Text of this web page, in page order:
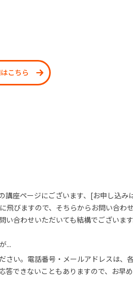
こちら
講座ページにございます、[お申し込み
びますので、そちらからお問い合わ
合わせいただいても結構でございます
...
い。電話番号・メールアドレスは、
できないこともありますので、お早